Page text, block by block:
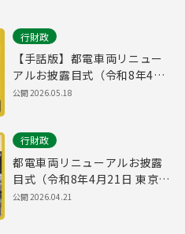
行財政
【手話版】都電車両リニュー
アルお披露目式（令和8年4月
21日 東京デイリーニュース
公開2026.05.18
行財政
都電車両リニューアルお披露
目式（令和8年4月21日 東京デ
イリーニュース No.835）
公開2026.04.21